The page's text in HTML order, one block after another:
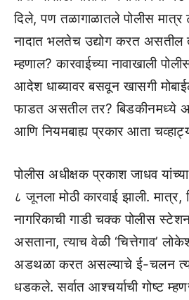
दिले, पण तळागाळातले पोलीस मात्र
नादात भलतेच उद्योग करत असतील
म्हणाल? कारवाईच्या नावाखाली
आदेश धाब्यावर बसवून खासगी
फाडत असतील तर? बिडकीनमध्ये
आणि नियमबाह्य प्रकार आता
पोलीस अधीक्षक प्रकाश जाधव
८ जूनला मोठी कारवाई झाली.
नागरिकाची गाडी चक्क पोलीस
असताना, त्याच वेळी ‘चित्तेगाव’
अडथळा करत असल्याचे ई-चलन
धडकले. सर्वात आश्चर्याची गोष्ट